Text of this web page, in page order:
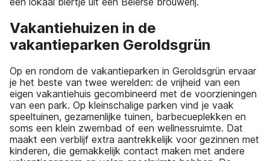
Vakantiehuizen in de
vakantieparken Geroldsgrün
Op en rondom de vakantieparken in Geroldsgrün ervaar
je het beste van twee werelden: de vrijheid van een
eigen vakantiehuis gecombineerd met de voorzieningen
van een park. Op kleinschalige parken vind je vaak
speeltuinen, gezamenlijke tuinen, barbecueplekken en
soms een klein zwembad of een wellnessruimte. Dat
maakt een verblijf extra aantrekkelijk voor gezinnen met
kinderen, die gemakkelijk contact maken met andere